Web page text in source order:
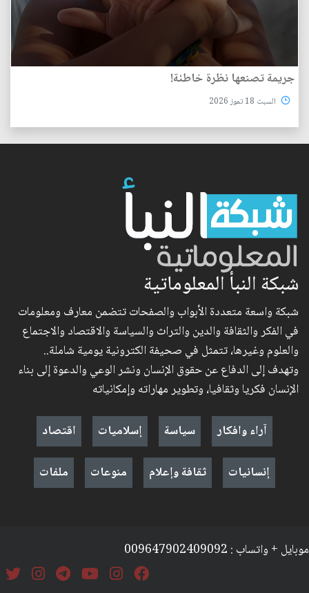
جريمة تصنعها نظرة خاطئة!
السبت 18 تموز 2026
شبكة النبأ المعلوماتية
شبكة واسعة متعددة الأبواب والصفحات تتضمن معارف ومعلومات
في الفكر والثقافة والدين والتراث والسياسة والاقتصاد والاجتماع
والعلوم وغيرها، تتمثل في صحيفة الكترونية يومية شاملة..
وتهدف إلى الدفاع عن حقوق الإنسان ونشر الوعي والدعوة إلى بناء
الإنسان فكريا وثقافيا، وتطوير مهاراته وإمكانياته
آراء وافكار
سياسة إسلاميات
اقتصاد
إنسانيات
ثقافة وإعلام منوعات ملفات
موبايل + واتساب : 009647902409092